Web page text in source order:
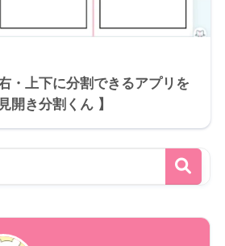
・上下に分割できるアプリを
開き分割くん 】